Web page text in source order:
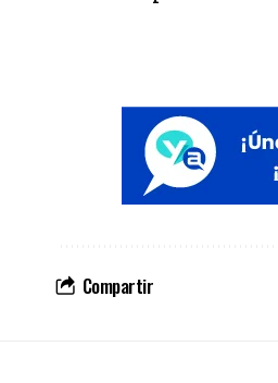
Compartir